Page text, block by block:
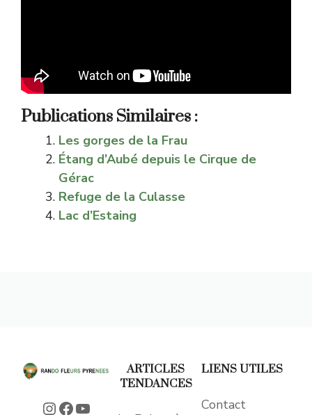
Publications Similaires :
Les gorges de la Frau
Étang d’Aubé depuis le Cirque de
Gérac
Refuge de la Culasse
Lac d’Estaing
Instagram
Facebook
YouTube
ARTICLES
TENDANCES
LIENS UTILES
Contact